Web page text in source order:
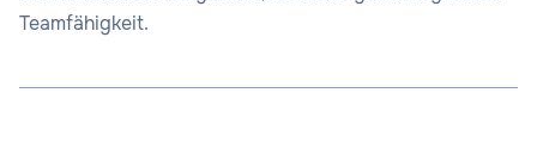
Teamfähigkeit.